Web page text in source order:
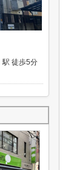
駅 徒歩5分